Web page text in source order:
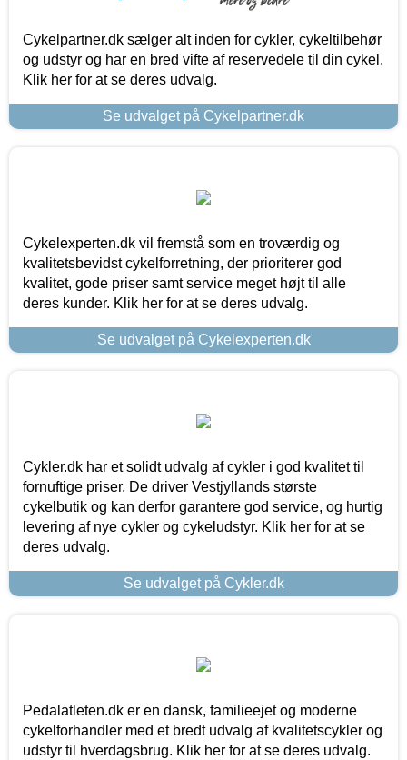
Cykelpartner.dk sælger alt inden for cykler, cykeltilbehør
og udstyr og har en bred vifte af reservedele til din cykel.
Klik her for at se deres udvalg.
Se udvalget på Cykelpartner.dk
Cykelexperten.dk vil fremstå som en troværdig og
kvalitetsbevidst cykelforretning, der prioriterer god
kvalitet, gode priser samt service meget højt til alle
deres kunder. Klik her for at se deres udvalg.
Se udvalget på Cykelexperten.dk
Cykler.dk har et solidt udvalg af cykler i god kvalitet til
fornuftige priser. De driver Vestjyllands største
cykelbutik og kan derfor garantere god service, og hurtig
levering af nye cykler og cykeludstyr. Klik her for at se
deres udvalg.
Se udvalget på Cykler.dk
Pedalatleten.dk er en dansk, familieejet og moderne
cykelforhandler med et bredt udvalg af kvalitetscykler og
udstyr til hverdagsbrug. Klik her for at se deres udvalg.